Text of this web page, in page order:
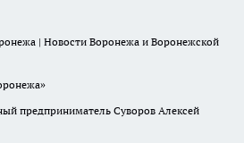
| Новости Воронежа и Воронежской
предприниматель Суворов Алексей